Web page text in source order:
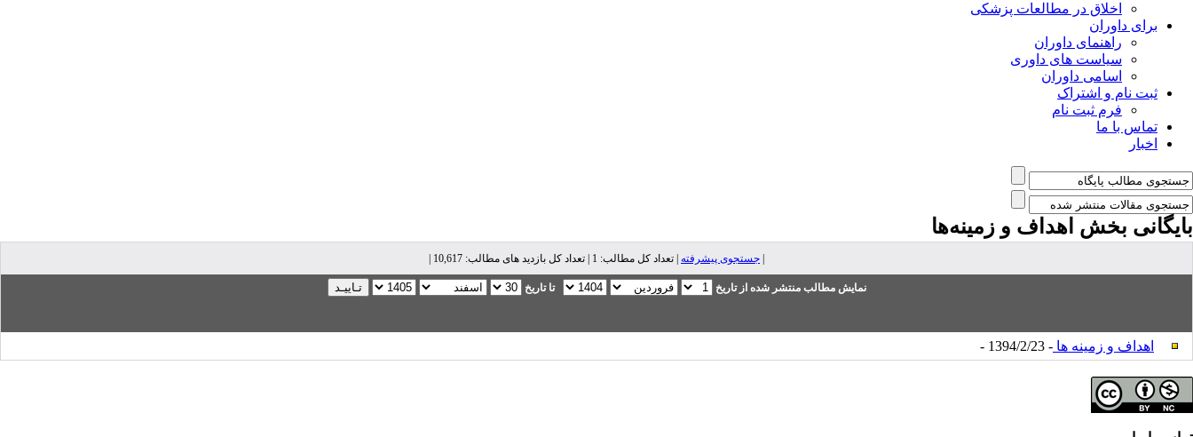
اخلاق در مطالعات پزشکی
برای داوران
راهنمای داوران
سیاست های داوری
اسامی داوران
ثبت نام و اشتراک
فرم ثبت نام
تماس با ما
اخبار
بایگانی بخش اهداف و زمینه‌ها
جستجوی پیشرفته | تعداد کل مطالب: 1 | تعداد کل بازدید های مطالب: 10,617 |
نمایش مطالب منتشر شده از تاریخ تا تاریخ
اهداف و زمینه ها - 1394/2/23 -